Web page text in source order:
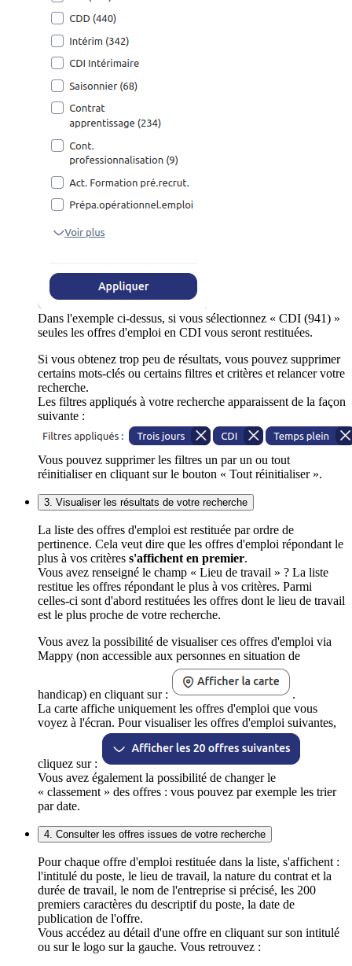
Dans l'exemple ci-dessus, si vous sélectionnez « CDI (941) »
seules les offres d'emploi en CDI vous seront restituées.
Si vous obtenez trop peu de résultats, vous pouvez supprimer
certains mots-clés ou certains filtres et critères et relancer votre
recherche.
Les filtres appliqués à votre recherche apparaissent de la façon
suivante :
Vous pouvez supprimer les filtres un par un ou tout
réinitialiser en cliquant sur le bouton « Tout réinitialiser ».
3. Visualiser les résultats de votre recherche
La liste des offres d'emploi est restituée par ordre de
pertinence. Cela veut dire que les offres d'emploi répondant le
plus à vos critères s'affichent en premier.
Vous avez renseigné le champ « Lieu de travail » ? La liste
restitue les offres répondant le plus à vos critères. Parmi
celles-ci sont d'abord restituées les offres dont le lieu de travail
est le plus proche de votre recherche.
Vous avez la possibilité de visualiser ces offres d'emploi via
Mappy (non accessible aux personnes en situation de
handicap) en cliquant sur :
.
La carte affiche uniquement les offres d'emploi que vous
voyez à l'écran. Pour visualiser les offres d'emploi suivantes,
cliquez sur :
Vous avez également la possibilité de changer le
« classement » des offres : vous pouvez par exemple les trier
par date.
4. Consulter les offres issues de votre recherche
Pour chaque offre d'emploi restituée dans la liste, s'affichent :
l'intitulé du poste, le lieu de travail, la nature du contrat et la
durée de travail, le nom de l'entreprise si précisé, les 200
premiers caractères du descriptif du poste, la date de
publication de l'offre.
Vous accédez au détail d'une offre en cliquant sur son intitulé
ou sur le logo sur la gauche. Vous retrouvez :